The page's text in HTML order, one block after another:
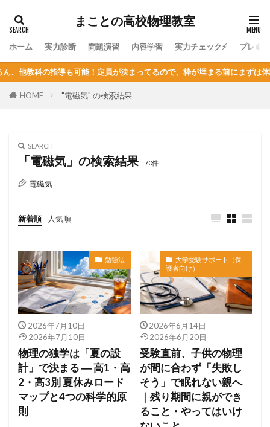
まことの高校物理教室
ホーム 実力診断 問題演習 内容学習 実力チェック⚡ プレミ
も可能！定員が決まってるので、枠が埋まる前にまずは体験授業を！
HOME "電磁気" の検索結果
SEARCH
「電磁気」の検索結果 70件
電磁気
新着順 人気順
勉強法
2026年7月10日
2026年7月10日
物理の独学は「夏の設
計」で決まる ― 高1・高
2・高3別 夏休みロード
マップと4つの科学的原
則
大学受験サポート（保
護者向け）
2026年6月14日
2026年6月20日
受験直前、子供の物理
が間に合わず「失敗し
そう」で眠れない親へ
｜残り期間に親ができ
ること・やってはいけ